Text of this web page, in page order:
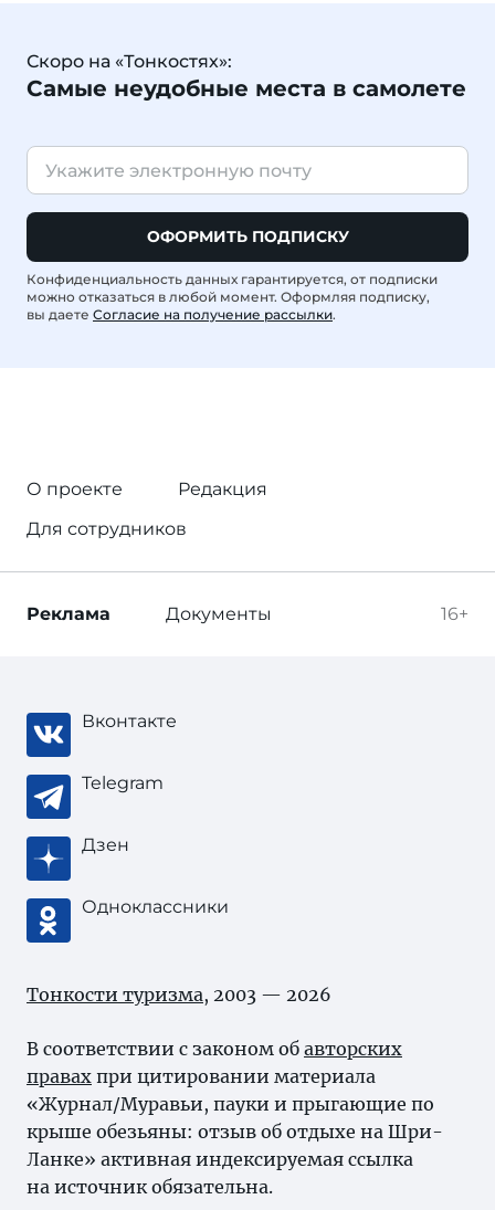
Скоро на «Тонкостях»:
Самые неудобные места в самолете
ОФОРМИТЬ ПОДПИСКУ
Конфиденциальность данных гарантируется, от подписки
можно отказаться в любой момент. Оформляя подписку,
вы даете Согласие на получение рассылки.
О проекте
Редакция
Для сотрудников
16+
Реклама Документы
Вконтакте
Telegram
Дзен
Одноклассники
Тонкости туризма, 2003 — 2026
В соответствии с законом об авторских
правах при цитировании материала
«Журнал/Муравьи, пауки и прыгающие по
крыше обезьяны: отзыв об отдыхе на Шри-
Ланке» активная индексируемая ссылка
на источник обязательна.